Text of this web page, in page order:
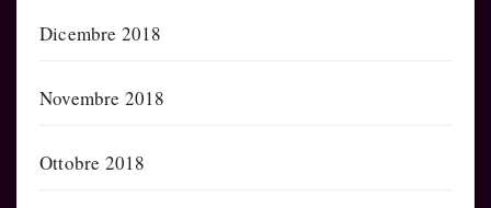
Dicembre 2018
Novembre 2018
Ottobre 2018